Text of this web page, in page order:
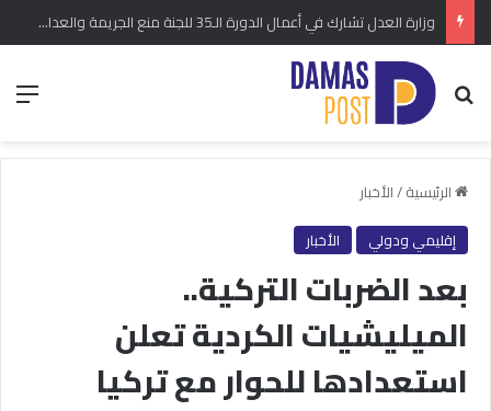
وزارة العدل تشارك في أعمال الدورة الـ35 للجنة منع الجريمة والعدالة الجنائية في فيينا
بحث عن
الرئيسية/الأخبار
إقليمي ودولي
الأخبار
بعد الضربات التركية..
الميليشيات الكردية تعلن
استعدادها للحوار مع تركيا